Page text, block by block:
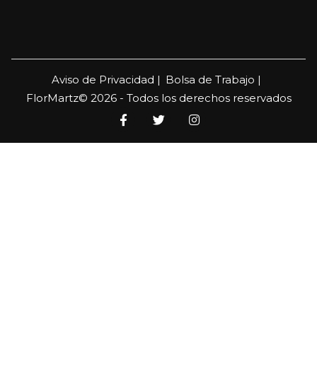
Aviso de Privacidad | Bolsa de Trabajo |
FlorMartz© 2026 - Todos los derechos reservados